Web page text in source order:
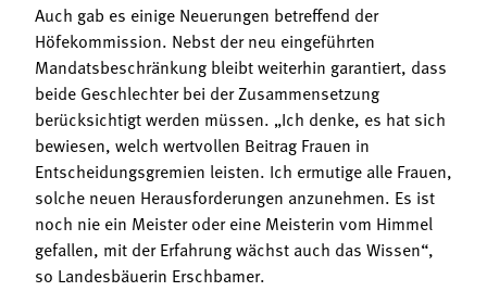
Auch gab es einige Neuerungen betreffend der
Höfekommission. Nebst der neu eingeführten
Mandatsbeschränkung bleibt weiterhin garantiert, dass
beide Geschlechter bei der Zusammensetzung
berücksichtigt werden müssen. „Ich denke, es hat sich
bewiesen, welch wertvollen Beitrag Frauen in
Entscheidungsgremien leisten. Ich ermutige alle Frauen,
solche neuen Herausforderungen anzunehmen. Es ist
noch nie ein Meister oder eine Meisterin vom Himmel
gefallen, mit der Erfahrung wächst auch das Wissen“,
so Landesbäuerin Erschbamer.